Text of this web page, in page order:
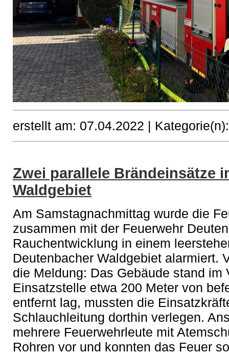
erstellt am: 07.04.2022 |
Zwei parallele Brändeinsätze
Waldgebiet
Am Samstagnachmittag wurde die
zusammen mit der Feuerwehr
Rauchentwicklung in einem
Deutenbacher Waldgebiet alarmiert.
die Meldung: Das Gebäude stand im
Einsatzstelle etwa 200 Meter von
entfernt lag, mussten die
Schlauchleitung dorthin verlegen.
mehrere Feuerwehrleute mit
Rohren vor und konnten das Feuer